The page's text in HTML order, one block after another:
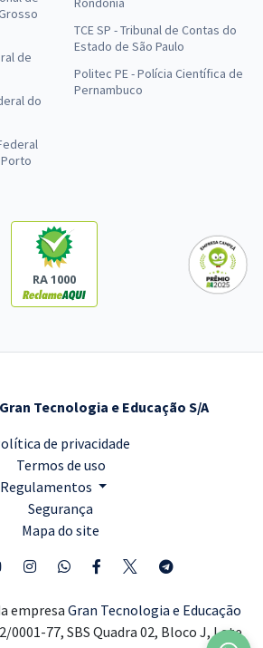
de
do
TCE SP - Tribunal de Contas do
Estado de São Paulo
Politec PE - Polícia Científica de
Pernambuco
RA 1000
Tecnologia e Educação S/A
de privacidade
Termos de uso
Regulamentos
Segurança
Mapa do site
empresa Gran Tecnologia e Educação
0001-77, SBS Quadra 02, Bloco J, Lote